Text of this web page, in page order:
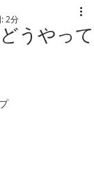
うやって
2分